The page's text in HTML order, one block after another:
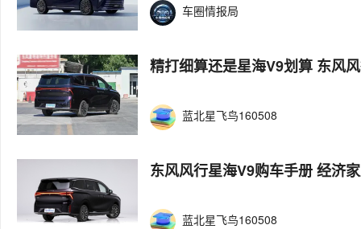
车圈情报局
精打细算还是星海V9划算 东风
蓝北星飞鸟160508
东风风行星海V9购车手册 经济
蓝北星飞鸟160508